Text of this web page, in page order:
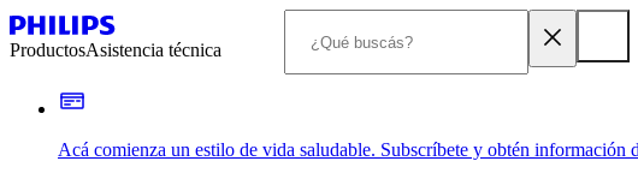
ProductosAsistencia técnica
Acá comienza un estilo de vida saludable. Subscríbete y obtén información